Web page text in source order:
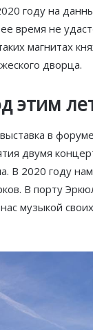
году на
время не
магнитах
дворца.
этим
в
двумя
В 2020 году
В порту
музыкой